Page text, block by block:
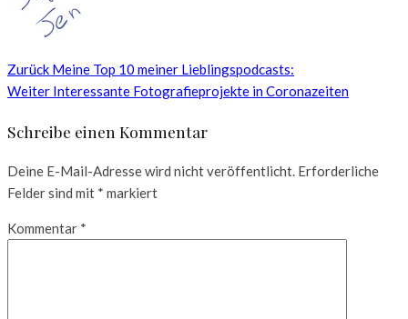
Zurück Meine Top 10 meiner Lieblingspodcasts:
Weiter Interessante Fotografieprojekte in Coronazeiten
Schreibe einen Kommentar
Deine E-Mail-Adresse wird nicht veröffentlicht. Erforderliche
Felder sind mit * markiert
Kommentar *